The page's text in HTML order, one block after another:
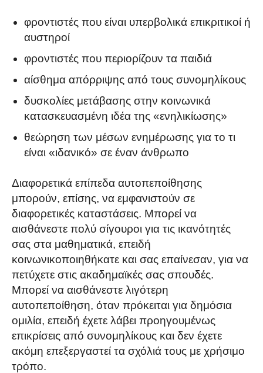
φροντιστές που είναι υπερβολικά επικριτικοί ή
αυστηροί
φροντιστές που περιορίζουν τα παιδιά
αίσθημα απόρριψης από τους συνομηλίκους
δυσκολίες μετάβασης στην κοινωνικά
κατασκευασμένη ιδέα της «ενηλικίωσης»
θεώρηση των μέσων ενημέρωσης για το τι
είναι «ιδανικό» σε έναν άνθρωπο
Διαφορετικά επίπεδα αυτοπεποίθησης
μπορούν, επίσης, να εμφανιστούν σε
διαφορετικές καταστάσεις. Μπορεί να
αισθάνεστε πολύ σίγουροι για τις ικανότητές
σας στα μαθηματικά, επειδή
κοινωνικοποιηθήκατε και σας επαίνεσαν, για να
πετύχετε στις ακαδημαϊκές σας σπουδές.
Μπορεί να αισθάνεστε λιγότερη
αυτοπεποίθηση, όταν πρόκειται για δημόσια
ομιλία, επειδή έχετε λάβει προηγουμένως
επικρίσεις από συνομηλίκους και δεν έχετε
ακόμη επεξεργαστεί τα σχόλιά τους με χρήσιμο
τρόπο.